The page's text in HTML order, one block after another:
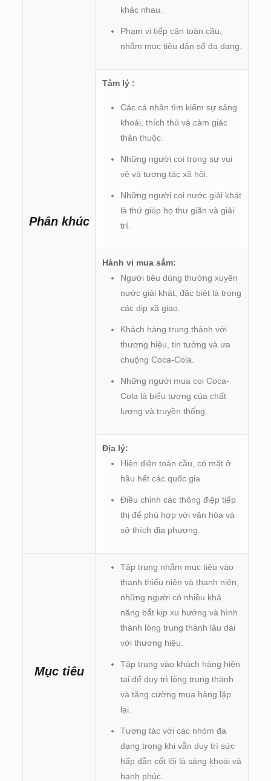
Phân khúc
khác nhau.
Phạm vi tiếp cận toàn cầu,
nhắm mục tiêu dân số đa dạng.
Tâm lý :
Các cá nhân tìm kiếm sự sảng
khoái, thích thú và cảm giác
thân thuộc.
Những người coi trọng sự vui
vẻ và tương tác xã hội.
Những người coi nước giải khát
là thứ giúp họ thư giãn và giải
trí.
Hành vi mua sắm:
Người tiêu dùng thường xuyên
nước giải khát, đặc biệt là trong
các dịp xã giao.
Khách hàng trung thành với
thương hiệu, tin tưởng và ưa
chuộng Coca-Cola.
Những người mua coi Coca-
Cola là biểu tượng của chất
lượng và truyền thống.
Địa lý:
Hiện diện toàn cầu, có mặt ở
hầu hết các quốc gia.
Điều chỉnh các thông điệp tiếp
thị để phù hợp với văn hóa và
sở thích địa phương.
Mục tiêu
Tập trung nhắm mục tiêu vào
thanh thiếu niên và thanh niên,
những người có nhiều khả
năng bắt kịp xu hướng và hình
thành lòng trung thành lâu dài
với thương hiệu.
Tập trung vào khách hàng hiện
tại để duy trì lòng trung thành
và tăng cường mua hàng lặp
lại.
Tương tác với các nhóm đa
dạng trong khi vẫn duy trì sức
hấp dẫn cốt lõi là sảng khoái và
hạnh phúc.